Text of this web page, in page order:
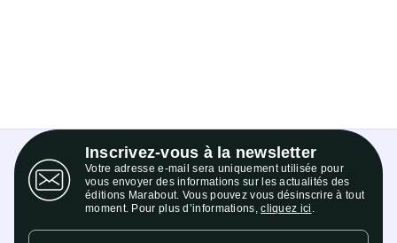
Inscrivez-vous à la newsletter
Votre adresse e-mail sera uniquement utilisée pour
vous envoyer des informations sur les actualités des
éditions Marabout. Vous pouvez vous désinscrire à tout
moment. Pour plus d’informations,cliquez ici .